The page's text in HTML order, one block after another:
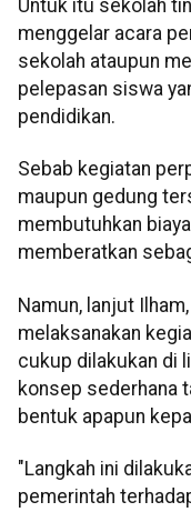
Untuk itu sekolah
menggelar acara
sekolah ataupun
pelepasan siswa
pendidikan.
Sebab kegiatan
maupun gedung
membutuhkan
memberatkan
Namun, lanjut
melaksanakan
cukup dilakukan di
konsep sederhana
bentuk apapun
"Langkah ini
pemerintah